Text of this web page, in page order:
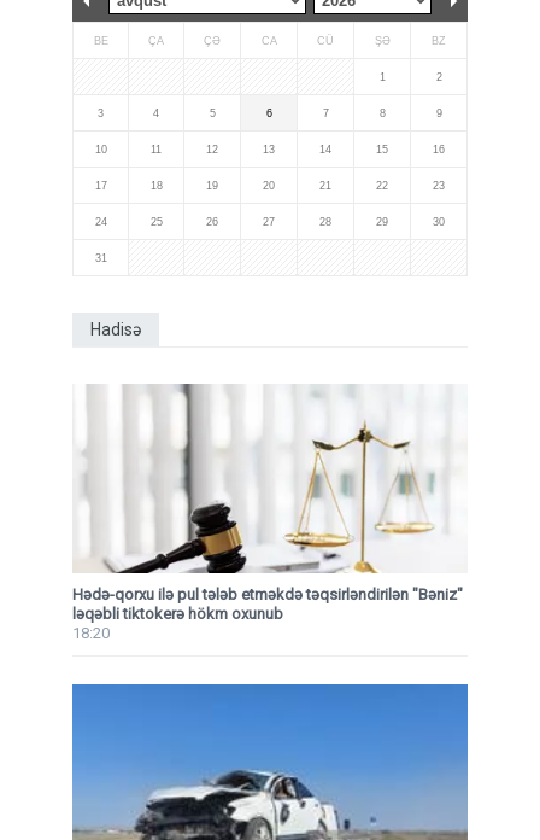
BE ÇA ÇƏ CA CÜ ŞƏ BZ
1 2
3 4 5 6 7 8 9
10 11 12 13 14 15 16
17 18 19 20 21 22 23
24 25 26 27 28 29 30
31
Hadisə
Hədə-qorxu ilə pul tələb etməkdə təqsirləndirilən "Bəniz"
ləqəbli tiktokerə hökm oxunub
18:20